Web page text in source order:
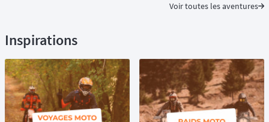
Voir toutes les aventures
Inspirations